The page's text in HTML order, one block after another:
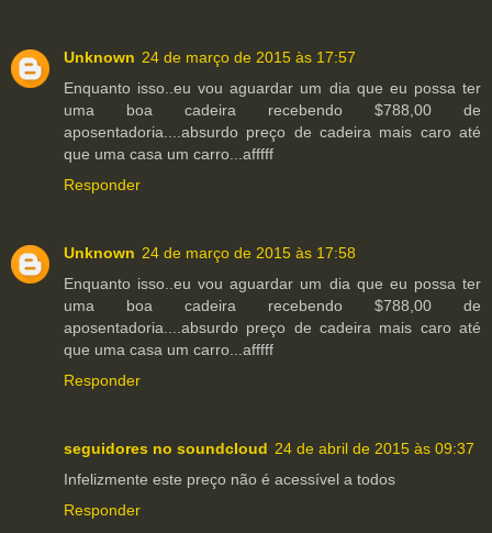
Unknown 24 de março de 2015 às 17:57
Enquanto isso..eu vou aguardar um dia que eu possa ter
uma boa cadeira recebendo $788,00 de
aposentadoria....absurdo preço de cadeira mais caro até
que uma casa um carro...afffff
Responder
Unknown 24 de março de 2015 às 17:58
Enquanto isso..eu vou aguardar um dia que eu possa ter
uma boa cadeira recebendo $788,00 de
aposentadoria....absurdo preço de cadeira mais caro até
que uma casa um carro...afffff
Responder
seguidores no soundcloud 24 de abril de 2015 às 09:37
Infelizmente este preço não é acessível a todos
Responder